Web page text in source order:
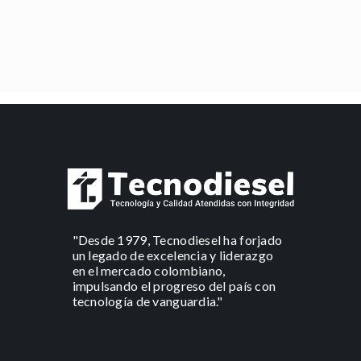
"Desde 1979, Tecnodiesel ha forjado
un legado de excelencia y liderazgo
en el mercado colombiano,
impulsando el progreso del país con
tecnología de vanguardia."